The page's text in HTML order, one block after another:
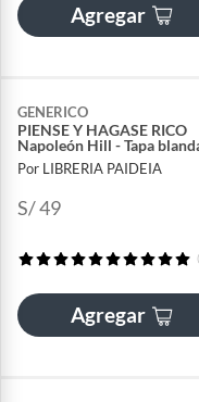
Agregar
GENERICO
PIENSE Y HAGASE RICO
Napoleón Hill - Tapa
Por LIBRERIA PAIDEIA
S/ 49
Agregar